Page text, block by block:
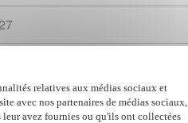
relatives aux médias sociaux et
avec nos partenaires de médias sociaux,
avez fournies ou qu'ils ont collectées